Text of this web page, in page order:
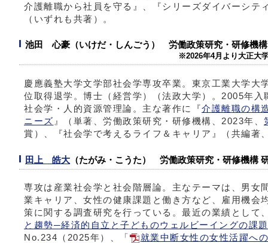
介護離職から社員を守る』、『シリーズダイバーシ
（いずれも共著）。
池田 心豪（いけだ・しんごう） 労働政策研究・研修機構
※2026年4月より大正大
慶應義塾大学文学部社会学専攻卒業。東京工業大学大
位取得退学。博士（経営学）（法政大学）。2005年
社会学・人的資源管理論。主な著作に『介護離職の構
ニーズ 』（単著、労働政策研究・研修機構、2023年、
賞）、『社会学で考えるライフ＆キャリア』（共編著
田上 皓大 （たがみ・こうた） 労働政策研究・研修機構
専攻は産業社会学と社会階層論。主なテーマは、男女
業キャリア、女性の健康課題と働き方など、雇用機会
策に関する調査研究を行っている。最近の業績として
と趨勢─経済的自立と子どものウェルビーイングの課
No.234（2025年）、「
就業中断女性の女性活躍へ